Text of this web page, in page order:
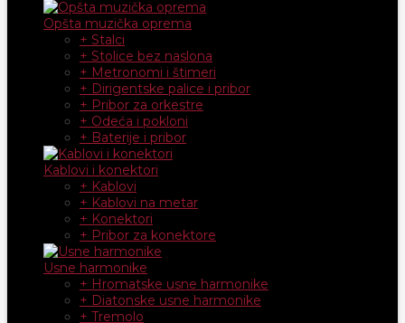
Opšta muzička oprema
+ Stalci
+ Stolice bez naslona
+ Metronomi i štimeri
+ Dirigentske palice i pribor
+ Pribor za orkestre
+ Odeća i pokloni
+ Baterije i pribor
Kablovi i konektori
+ Kablovi
+ Kablovi na metar
+ Konektori
+ Pribor za konektore
Usne harmonike
+ Hromatske usne harmonike
+ Diatonske usne harmonike
+ Tremolo